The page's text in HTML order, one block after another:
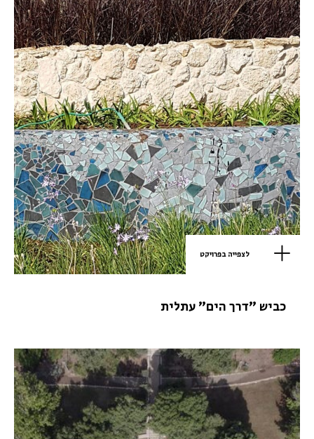
לצפייה בפרויקט
כביש "דרך הים" עתלית